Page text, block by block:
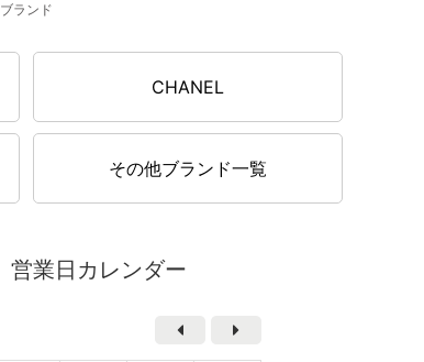
ブランド
CHANEL
その他ブランド一覧
営業日カレンダー